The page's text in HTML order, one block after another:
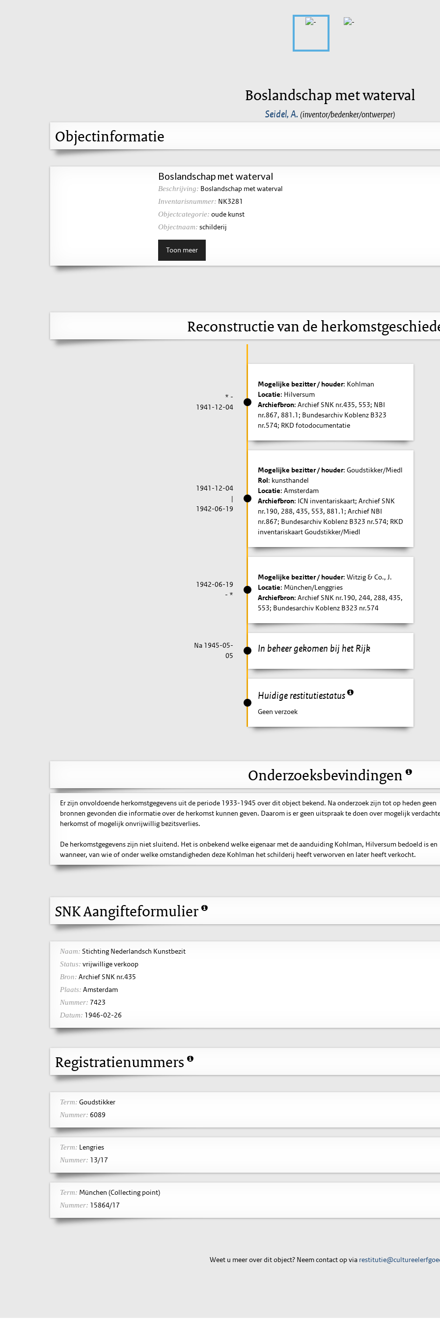
Boslandschap met waterval
Seidel, A. (inventor/bedenker/ontwerper)
Objectinformatie
Boslandschap met waterval
Beschrijving: Boslandschap met waterval
Inventarisnummer: NK3281
Objectcategorie: oude kunst
Objectnaam: schilderij
Toon meer
Reconstructie van de
* -
1941-12-04
Mogelijke bezitter / houder: Kohlman
Locatie: Hilversum
Archiefbron: Archief SNK nr.435, 553; NBI
nr.867, 881.1; Bundesarchiv Koblenz B323
nr.574; RKD fotodocumentatie
1941-12-04
|
1942-06-19
Mogelijke bezitter / houder: Goudstikker/Miedl
Rol: kunsthandel
Locatie: Amsterdam
Archiefbron: ICN inventariskaart; Archief SNK
nr.190, 288, 435, 553, 881.1; Archief NBI
nr.867; Bundesarchiv Koblenz B323 nr.574; RKD
inventariskaart Goudstikker/Miedl
1942-06-19
- *
Mogelijke bezitter / houder: Witzig & Co., J.
Locatie: München/Lenggries
Archiefbron: Archief SNK nr.190, 244, 288, 435,
553; Bundesarchiv Koblenz B323 nr.574
In beheer gekomen bij het Rijk
Na 1945-05-
05
Huidige restitutiestatus
Geen verzoek
Onderzoeksbevindingen
Er zijn onvoldoende herkomstgegevens uit de periode 1933-1945 over dit object bekend. Na onderzoek zijn tot op heden geen
bronnen gevonden die informatie over de herkomst kunnen geven. Daarom is er geen uitspraak te doen over mogelijk
herkomst of mogelijk onvrijwillig bezitsverlies.
De herkomstgegevens zijn niet sluitend. Het is onbekend welke eigenaar met de aanduiding Kohlman, Hilversum bedoeld is en
wanneer, van wie of onder welke omstandigheden deze Kohlman het schilderij heeft verworven en later heeft verkocht.
SNK Aangifteformulier
Naam: Stichting Nederlandsch Kunstbezit
Status: vrijwillige verkoop
Bron: Archief SNK nr.435
Plaats: Amsterdam
Nummer: 7423
Datum: 1946-02-26
Registratienummers
Term: Goudstikker
Nummer: 6089
Term: Lengries
Nummer: 13/17
Term: München (Collecting point)
Nummer: 15864/17
Weet u meer over dit object? Neem contact op via